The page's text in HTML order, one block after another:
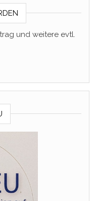
und weitere evtl.